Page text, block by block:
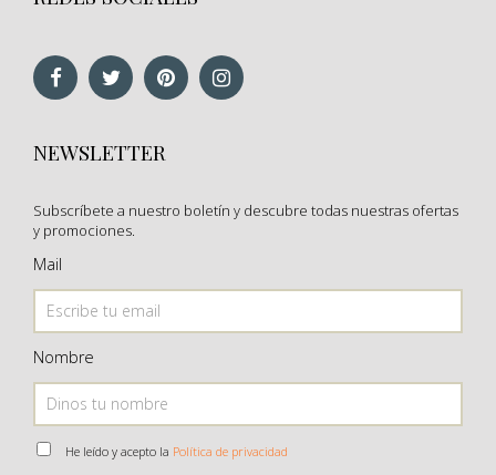
NEWSLETTER
Subscríbete a nuestro boletín y descubre todas nuestras ofertas
y promociones.
Mail
Nombre
He leído y acepto la Política de privacidad